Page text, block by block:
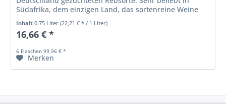
Südafrika, dem einzigen Land, das sortenreine Weine
daraus erzeugt.
Inhalt0.75 Liter(22,21 € * / 1 Liter)
16,66 € *
6 Flaschen 99,96 € *
Merken